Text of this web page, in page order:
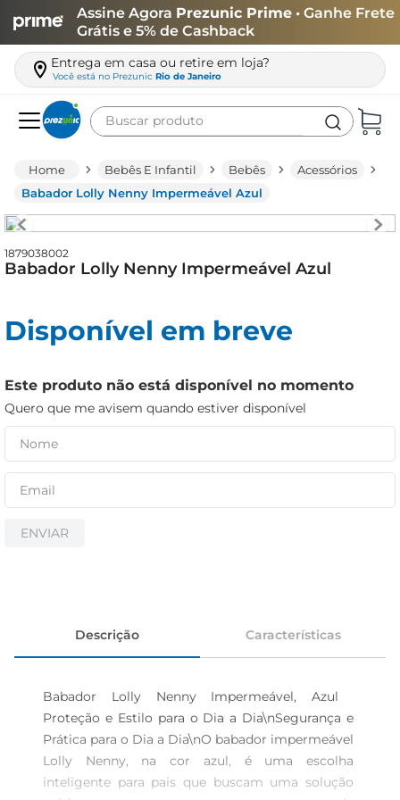
Assine Agora Prezunic Prime • Ganhe Frete
Grátis e 5% de Cashback
Entrega em casa ou retire em loja?
Você está no Prezunic Rio de Janeiro
Buscar produto
Bebês E Infantil Bebês
Acessórios
Babador Lolly Nenny Impermeável Azul
1879038002
Babador Lolly Nenny Impermeável Azul
Disponível em breve
Este produto não está disponível no momento
Quero que me avisem quando estiver disponível
ENVIAR
Descrição Características
Babador Lolly Nenny Impermeável, Azul
Proteção e Estilo para o Dia a Dia\nSegurança e
Prática para o Dia a Dia\nO babador impermeável
Lolly Nenny, na cor azul, é uma escolha
inteligente para pais que buscam uma solução
leite
queijo
azeite
papel higiênico
cerveja